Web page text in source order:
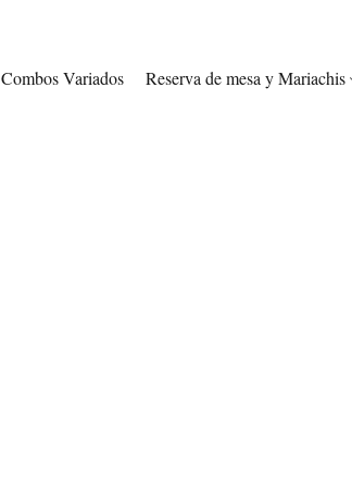
Combos Variados Reserva de mesa y Mariachis